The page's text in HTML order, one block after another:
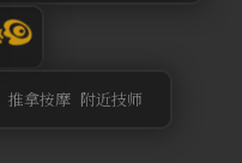
推拿按摩 附近技师